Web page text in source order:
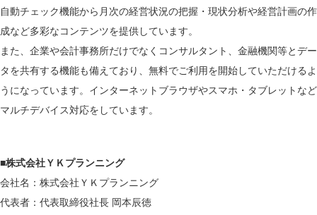
自動チェック機能から月次の経営状況の把握・現状分析や経営計画の作
成など多彩なコンテンツを提供しています。
また、企業や会計事務所だけでなくコンサルタント、金融機関等とデー
タを共有する機能も備えており、無料でご利用を開始していただけるよ
うになっています。インターネットブラウザやスマホ・タブレットなど
マルチデバイス対応をしています。
■株式会社ＹＫプランニング
会社名：株式会社ＹＫプランニング
代表者：代表取締役社長 岡本辰徳